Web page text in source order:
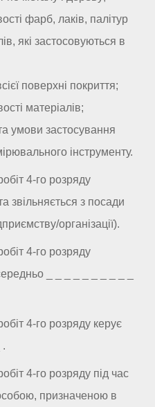
фарб, лаків, палітур
які застосовуються в
поверхні покриття;
матеріалів;
умови застосування
інструменту.
4-го розряду
звільняється з посади
організації).
4-го розряду
_ _ _ _ _ _ _ _ _ _
4-го розряду керує
.
4-го розряду під час
призначеною в